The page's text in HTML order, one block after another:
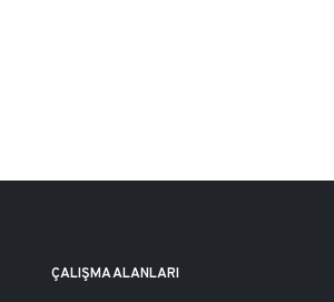
ÇALIŞMA ALANLARI